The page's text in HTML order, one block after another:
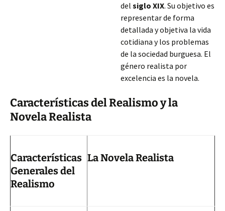
del siglo XIX. Su objetivo es
representar de forma
detallada y objetiva la vida
cotidiana y los problemas
de la sociedad burguesa. El
género realista por
excelencia es la novela.
Características del Realismo y la
Novela Realista
Características
Generales del
Realismo
La Novela Realista